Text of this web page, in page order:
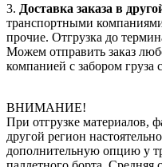
3. Доставка заказа в
транспортными
прочие. Отгрузка до
Можем отправить заказ
компанией с забором груза
ВНИМАНИЕ!
При отгрузке материалов,
другой регион
дополнительную опцию у